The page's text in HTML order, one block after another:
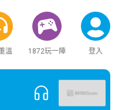
溫 1872玩一陣 登入